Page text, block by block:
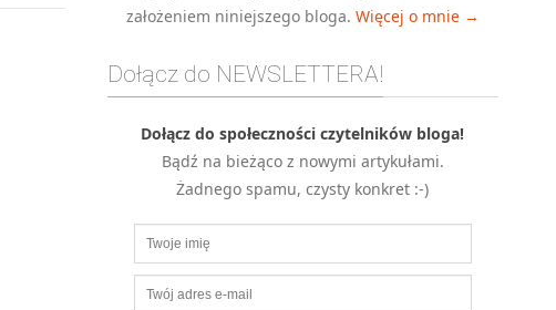
założeniem niniejszego bloga. Więcej o mnie →
Dołącz do NEWSLETTERA!
Dołącz do społeczności czytelników bloga!
Bądź na bieżąco z nowymi artykułami.
Żadnego spamu, czysty konkret :-)